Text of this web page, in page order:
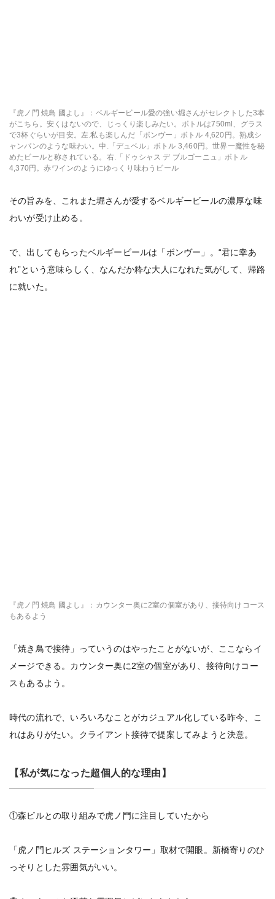
『虎ノ門 焼鳥 國よし』：ベルギービール愛の強い堀さんがセレクトした3本
がこちら。安くはないので、じっくり楽しみたい。ボトルは750ml、グラス
で3杯ぐらいが目安。左.私も楽しんだ「ボンヴー」ボトル 4,620円。熟成シ
ャンパンのような味わい。中.「デュベル」ボトル 3,460円。世界一魔性を秘
めたビールと称されている。右.「ドゥシャス デ ブルゴーニュ」ボトル
4,370円。赤ワインのようにゆっくり味わうビール
その旨みを、これまた堀さんが愛するベルギービールの濃厚な味
わいが受け止める。
で、出してもらったベルギービールは「ボンヴー」。“君に幸あ
れ”という意味らしく、なんだか粋な大人になれた気がして、帰路
に就いた。
『虎ノ門 焼鳥 國よし』：カウンター奥に2室の個室があり、接待向けコース
もあるよう
「焼き鳥で接待」っていうのはやったことがないが、ここならイ
メージできる。カウンター奥に2室の個室があり、接待向けコー
スもあるよう。
時代の流れで、いろいろなことがカジュアル化している昨今、こ
れはありがたい。クライアント接待で提案してみようと決意。
【私が気になった超個人的な理由】
①森ビルとの取り組みで虎ノ門に注目していたから
「虎ノ門ヒルズ ステーションタワー」取材で開眼。新橋寄りのひ
っそりとした雰囲気がいい。